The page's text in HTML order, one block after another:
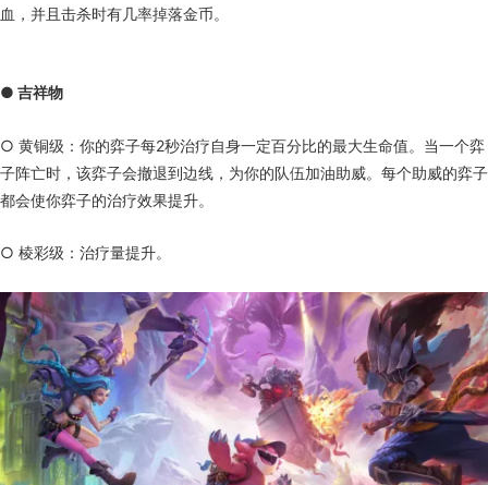
血，并且击杀时有几率掉落金币。
● 吉祥物
○ 黄铜级：你的弈子每2秒治疗自身一定百分比的最大生命值。当一个弈
子阵亡时，该弈子会撤退到边线，为你的队伍加油助威。每个助威的弈子
都会使你弈子的治疗效果提升。
○ 棱彩级：治疗量提升。